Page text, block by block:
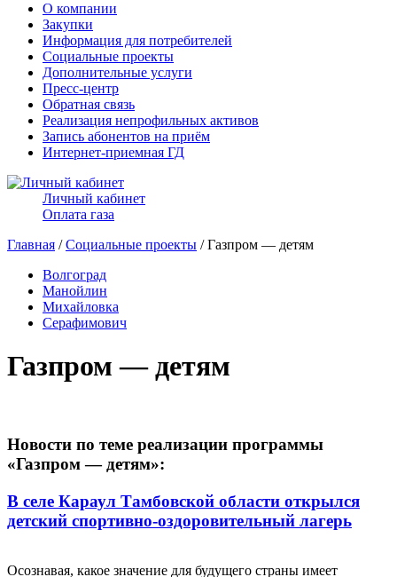
О компании
Закупки
Информация для потребителей
Социальные проекты
Дополнительные услуги
Пресс-центр
Обратная связь
Реализация непрофильных активов
Запись абонентов на приём
Интернет-приемная ГД
Личный кабинет
Оплата газа
Главная /Социальные проекты / Газпром — детям
Волгоград
Манойлин
Михайловка
Серафимович
Газпром — детям
Новости по теме реализации программы
«Газпром — детям»:
В селе Караул Тамбовской области открылся
детский спортивно-оздоровительный лагерь
Осознавая, какое значение для будущего страны имеет